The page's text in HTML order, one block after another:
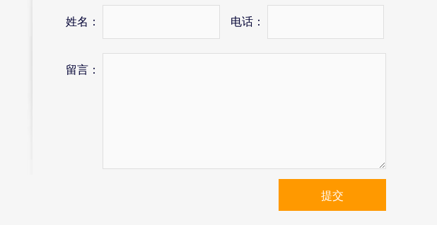
姓名： 电话：
留言：
提交